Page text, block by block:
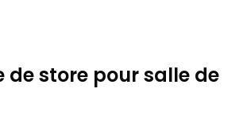
de store pour salle de